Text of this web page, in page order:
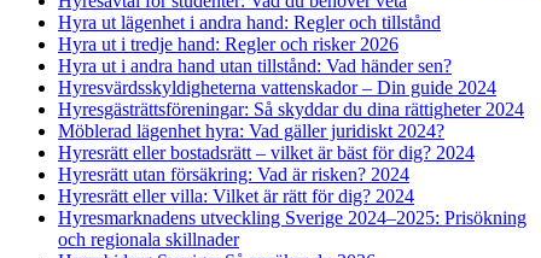
Hyra ut lägenhet i andra hand: Regler och tillstånd
Hyra ut i tredje hand: Regler och risker 2026
Hyra ut i andra hand utan tillstånd: Vad händer sen?
Hyresvärdsskyldigheterna vattenskador – Din guide 2024
Hyresgästrättsföreningar: Så skyddar du dina rättigheter 2024
Möblerad lägenhet hyra: Vad gäller juridiskt 2024?
Hyresrätt eller bostadsrätt – vilket är bäst för dig? 2024
Hyresrätt utan försäkring: Vad är risken? 2024
Hyresrätt eller villa: Vilket är rätt för dig? 2024
Hyresmarknadens utveckling Sverige 2024–2025: Prisökning
och regionala skillnader